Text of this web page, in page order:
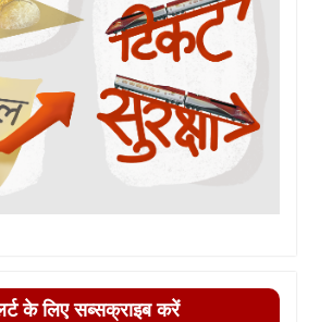
के लिए सब्सक्राइब करें